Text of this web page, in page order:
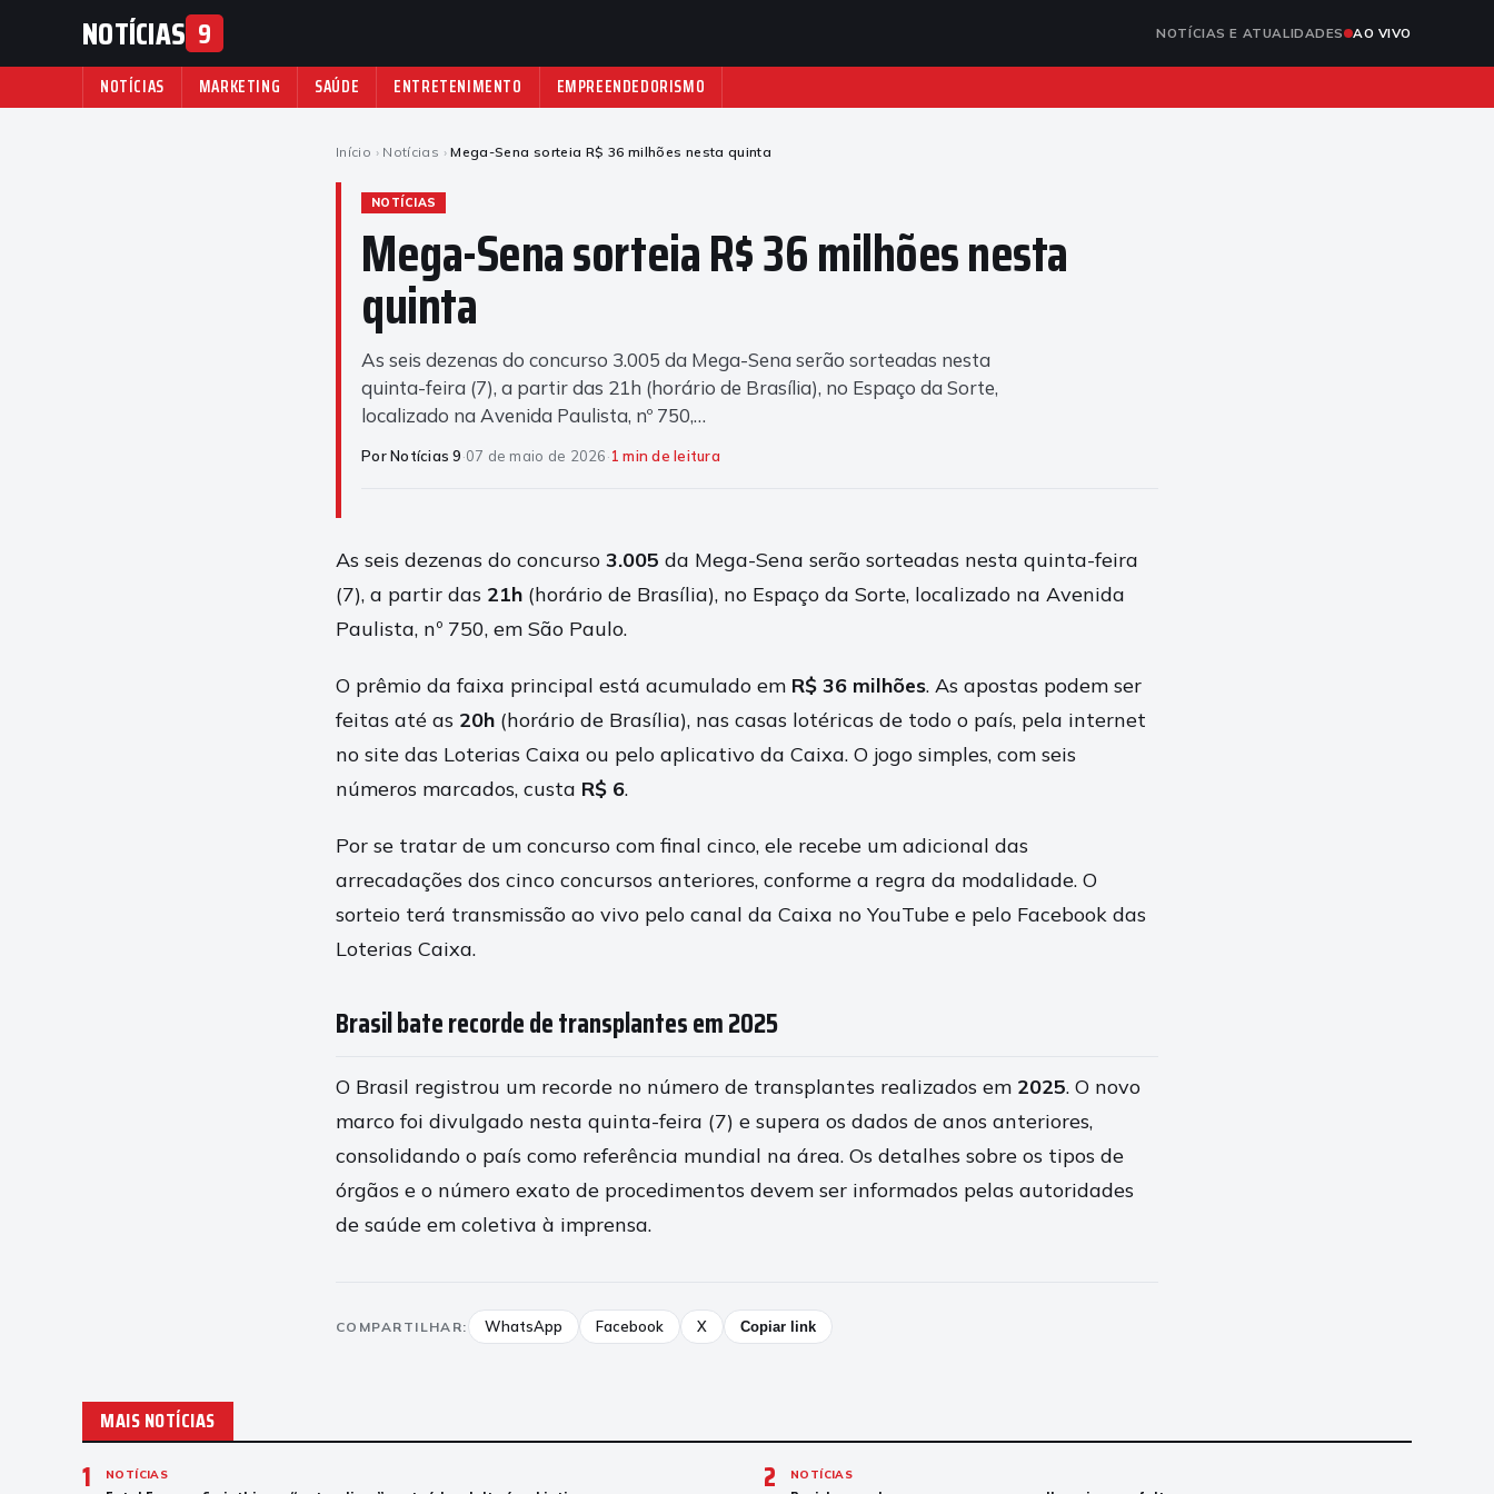
NOTÍCIAS 9 NOTÍCIAS E ATUALIDADES AO VIVO
NOTÍCIAS MARKETING SAÚDE ENTRETENIMENTO EMPREENDEDORISMO
Início › Notícias › Mega-Sena sorteia R$ 36 milhões nesta quinta
NOTÍCIAS
Mega-Sena sorteia R$ 36 milhões nesta
quinta
As seis dezenas do concurso 3.005 da Mega-Sena serão sorteadas nesta
quinta-feira (7), a partir das 21h (horário de Brasília), no Espaço da Sorte,
localizado na Avenida Paulista, nº 750,…
Por Notícias 9·07 de maio de 2026·1 min de leitura
As seis dezenas do concurso 3.005 da Mega-Sena serão sorteadas nesta quinta-feira
(7), a partir das 21h (horário de Brasília), no Espaço da Sorte, localizado na Avenida
Paulista, nº 750, em São Paulo.
O prêmio da faixa principal está acumulado em R$ 36 milhões. As apostas podem ser
feitas até as 20h (horário de Brasília), nas casas lotéricas de todo o país, pela internet
no site das Loterias Caixa ou pelo aplicativo da Caixa. O jogo simples, com seis
números marcados, custa R$ 6.
Por se tratar de um concurso com final cinco, ele recebe um adicional das
arrecadações dos cinco concursos anteriores, conforme a regra da modalidade. O
sorteio terá transmissão ao vivo pelo canal da Caixa no YouTube e pelo Facebook das
Loterias Caixa.
Brasil bate recorde de transplantes em 2025
O Brasil registrou um recorde no número de transplantes realizados em 2025. O novo
marco foi divulgado nesta quinta-feira (7) e supera os dados de anos anteriores,
consolidando o país como referência mundial na área. Os detalhes sobre os tipos de
órgãos e o número exato de procedimentos devem ser informados pelas autoridades
de saúde em coletiva à imprensa.
COMPARTILHAR: WhatsApp Facebook X Copiar link
MAIS NOTÍCIAS
1 NOTÍCIAS 2 NOTÍCIAS